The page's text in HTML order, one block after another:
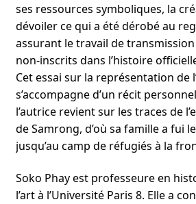
ses ressources symboliques, la
dévoiler ce qui a été dérobé au
assurant le travail de
non-inscrits dans l’histoire
Cet essai sur la représentation de
s’accompagne d’un récit
l’autrice revient sur les traces de
de Samrong, d’où sa famille a fui
jusqu’au camp de réfugiés à la
Soko Phay est professeure en
l’art à l’Université Paris 8. Elle a